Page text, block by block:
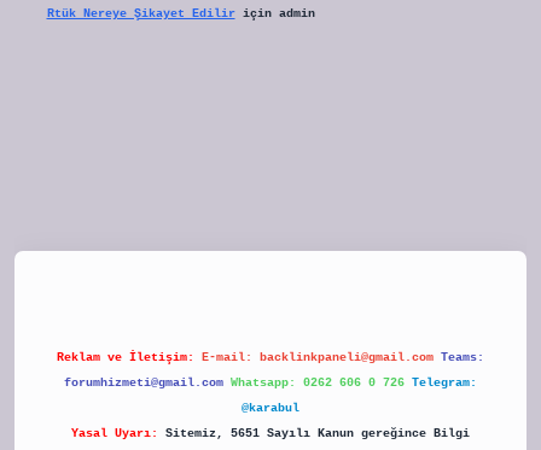
Rtük Nereye Şikayet Ediliriçin admin
Reklam ve İletişim: E-mail: backlinkpaneli@gmail.com Teams:
forumhizmeti@gmail.com Whatsapp: 0262 606 0 726 Telegram:
@karabul
Yasal Uyarı:
Sitemiz, 5651 Sayılı Kanun gereğince Bilgi